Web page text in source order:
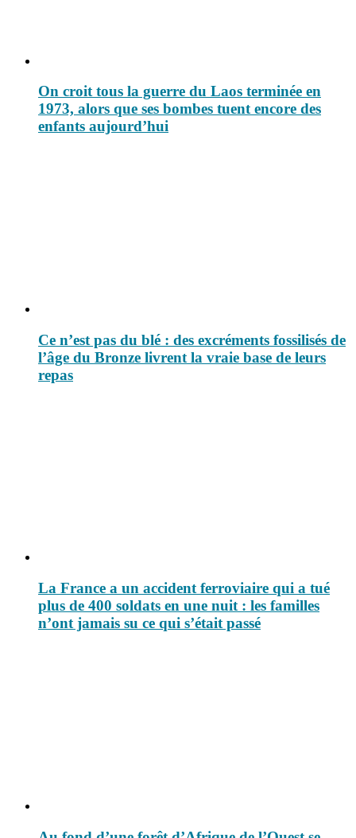
On croit tous la guerre du Laos terminée en
1973, alors que ses bombes tuent encore des
enfants aujourd’hui
Ce n’est pas du blé : des excréments fossilisés de
l’âge du Bronze livrent la vraie base de leurs
repas
La France a un accident ferroviaire qui a tué
plus de 400 soldats en une nuit : les familles
n’ont jamais su ce qui s’était passé